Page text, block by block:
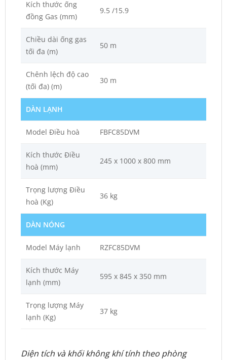
Kích thước ống
đồng Gas (mm)
9.5 /15.9
Chiều dài ống gas
tối đa (m)
50 m
Chênh lệch độ cao
(tối đa) (m)
30 m
DÀN LẠNH
Model Điều hoà FBFC85DVM
Kích thước Điều
hoà (mm)
245 x 1000 x 800 mm
Trọng lượng Điều
hoà (Kg)
36 kg
DÀN NÓNG
Model Máy lạnh RZFC85DVM
Kích thước Máy
lạnh (mm)
595 x 845 x 350 mm
Trọng lượng Máy
lạnh (Kg)
37 kg
Diện tích và khối không khí tính theo phòng